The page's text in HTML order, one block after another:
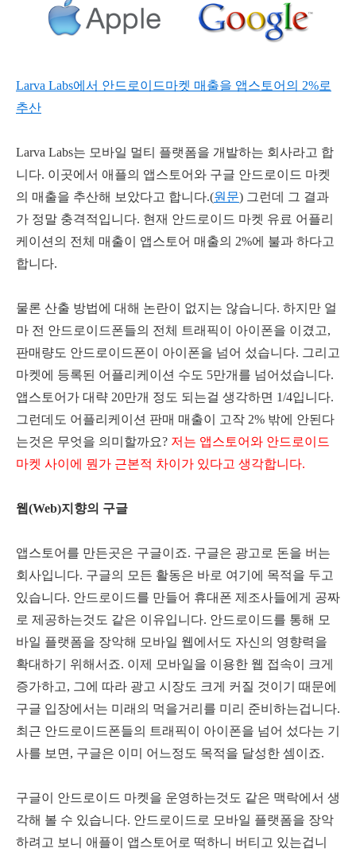
Larva Labs에서 안드로이드마켓 매출을 앱스토어의 2%로
추산
Larva Labs는 모바일 멀티 플랫폼을 개발하는 회사라고 합
니다. 이곳에서 애플의 앱스토어와 구글 안드로이드 마켓
의 매출을 추산해 보았다고 합니다.(원문) 그런데 그 결과
가 정말 충격적입니다. 현재 안드로이드 마켓 유료 어플리
케이션의 전체 매출이 앱스토어 매출의 2%에 불과 하다고
합니다.
물론 산출 방법에 대해 논란이 없지는 않습니다. 하지만 얼
마 전 안드로이드폰들의 전체 트래픽이 아이폰을 이겼고,
판매량도 안드로이드폰이 아이폰을 넘어 섰습니다. 그리고
마켓에 등록된 어플리케이션 수도 5만개를 넘어섰습니다.
앱스토어가 대략 20만개 정도 되는걸 생각하면 1/4입니다.
그런데도 어플리케이션 판매 매출이 고작 2% 밖에 안된다
는것은 무엇을 의미할까요? 저는 앱스토어와 안드로이드
마켓 사이에 뭔가 근본적 차이가 있다고 생각합니다.
웹(Web)지향의 구글
앱스토어를 만든곳은 구글이죠. 구글은 광고로 돈을 버는
회사입니다. 구글의 모든 활동은 바로 여기에 목적을 두고
있습니다. 안드로이드를 만들어 휴대폰 제조사들에게 공짜
로 제공하는것도 같은 이유입니다. 안드로이드를 통해 모
바일 플랫폼을 장악해 모바일 웹에서도 자신의 영향력을
확대하기 위해서죠. 이제 모바일을 이용한 웹 접속이 크게
증가하고, 그에 따라 광고 시장도 크게 커질 것이기 때문에
구글 입장에서는 미래의 먹을거리를 미리 준비하는겁니다.
최근 안드로이드폰들의 트래픽이 아이폰을 넘어 섰다는 기
사를 보면, 구글은 이미 어느정도 목적을 달성한 셈이죠.
구글이 안드로이드 마켓을 운영하는것도 같은 맥락에서 생
각해 볼 수 있습니다. 안드로이드로 모바일 플랫폼을 장악
하려고 보니 애플이 앱스토어로 떡하니 버티고 있는겁니